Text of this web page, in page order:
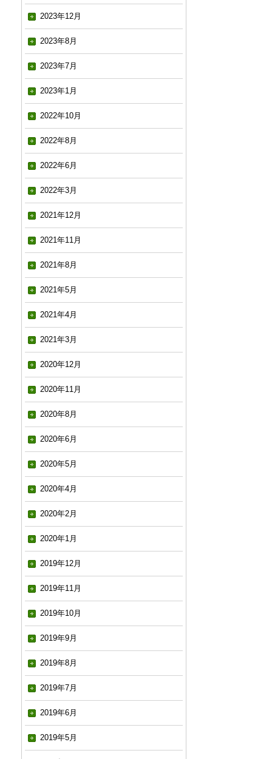
2023年12月
2023年8月
2023年7月
2023年1月
2022年10月
2022年8月
2022年6月
2022年3月
2021年12月
2021年11月
2021年8月
2021年5月
2021年4月
2021年3月
2020年12月
2020年11月
2020年8月
2020年6月
2020年5月
2020年4月
2020年2月
2020年1月
2019年12月
2019年11月
2019年10月
2019年9月
2019年8月
2019年7月
2019年6月
2019年5月